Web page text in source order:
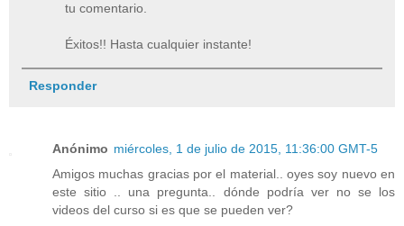
tu comentario.
Éxitos!! Hasta cualquier instante!
Responder
Anónimo miércoles, 1 de julio de 2015, 11:36:00 GMT-5
Amigos muchas gracias por el material.. oyes soy nuevo en
este sitio .. una pregunta.. dónde podría ver no se los
videos del curso si es que se pueden ver?